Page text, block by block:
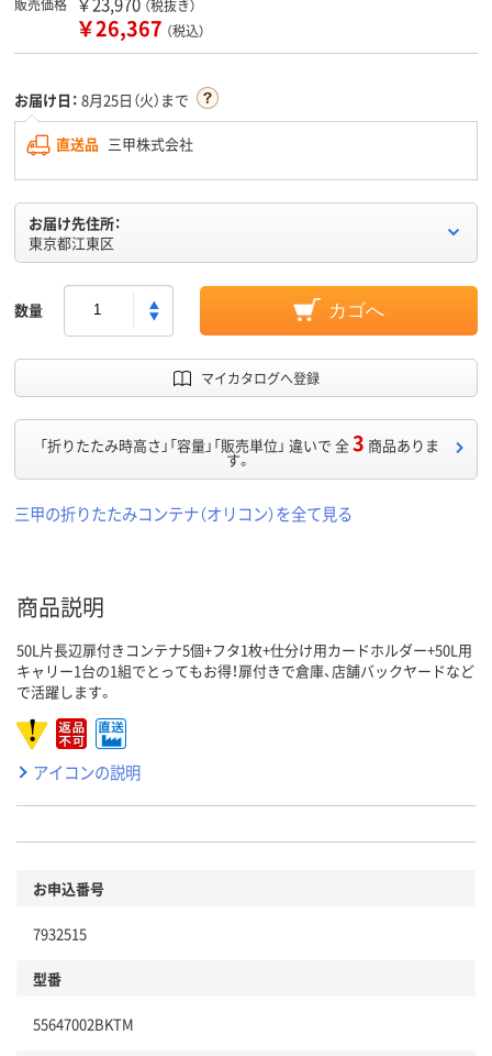
（税抜き）
￥26,367 （税込）
お届け日： 8月25日（火）まで
直送品 三甲株式会社
お届け先住所：
東京都江東区
数量 カゴへ
マイカタログへ登録
「折りたたみ時高さ」「容量」「販売単位」 違いで 全3 商品ありま
す。
三甲の折りたたみコンテナ（オリコン）を全て見る
商品説明
50L片長辺扉付きコンテナ5個+フタ1枚+仕分け用カードホルダー+50L用
キャリー1台の1組でとってもお得！扉付きで倉庫、店舗バックヤードなど
で活躍します。
アイコンの説明
お申込番号
7932515
型番
55647002BKTM